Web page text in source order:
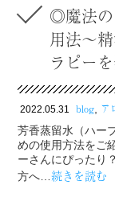
◎魔法の
用法～
ラピー
2022.05.31 blog ア
芳香蒸留水（ハー
めの使用方法をご
ーさんにぴったり
方へ…続きを読む